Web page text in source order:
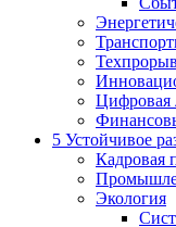
Техпрорыв
Цифровая
5 Устойчивое
Кадровая
Экология